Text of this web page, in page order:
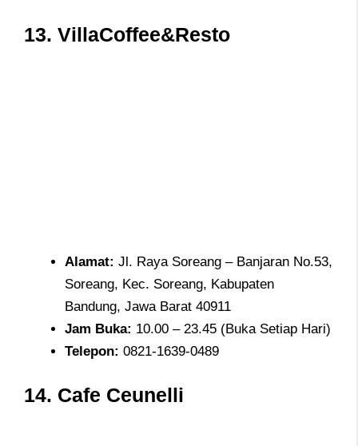
13. VillaCoffee&Resto
Alamat: Jl. Raya Soreang – Banjaran No.53,
Soreang, Kec. Soreang, Kabupaten
Bandung, Jawa Barat 40911
Jam Buka: 10.00 – 23.45 (Buka Setiap Hari)
Telepon: 0821-1639-0489
14. Cafe Ceunelli